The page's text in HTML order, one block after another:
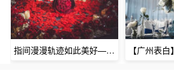
指间漫漫轨迹如此美好——深圳烈焰玫瑰生日惊喜